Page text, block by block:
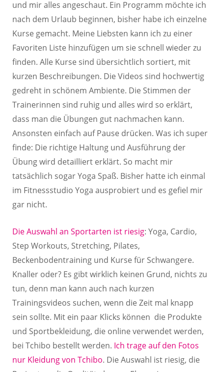
und mir alles angeschaut. Ein Programm möchte ich
nach dem Urlaub beginnen, bisher habe ich einzelne
Kurse gemacht. Meine Liebsten kann ich zu einer
Favoriten Liste hinzufügen um sie schnell wieder zu
finden. Alle Kurse sind übersichtlich sortiert, mit
kurzen Beschreibungen. Die Videos sind hochwertig
gedreht in schönem Ambiente. Die Stimmen der
Trainerinnen sind ruhig und alles wird so erklärt,
dass man die Übungen gut nachmachen kann.
Ansonsten einfach auf Pause drücken. Was ich super
finde: Die richtige Haltung und Ausführung der
Übung wird detailliert erklärt. So macht mir
tatsächlich sogar Yoga Spaß. Bisher hatte ich einmal
im Fitnessstudio Yoga ausprobiert und es gefiel mir
gar nicht.
Die Auswahl an Sportarten ist riesig: Yoga, Cardio,
Step Workouts, Stretching, Pilates,
Beckenbodentraining und Kurse für Schwangere.
Knaller oder? Es gibt wirklich keinen Grund, nichts zu
tun, denn man kann auch nach kurzen
Trainingsvideos suchen, wenn die Zeit mal knapp
sein sollte. Mit ein paar Klicks können die Produkte
und Sportbekleidung, die online verwendet werden,
bei Tchibo bestellt werden. Ich trage auf den Fotos
nur Kleidung von Tchibo. Die Auswahl ist riesig, die